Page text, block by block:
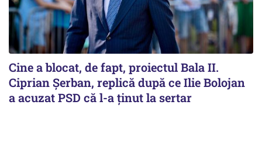
Cine a blocat, de fapt, proiectul Bala II.
Ciprian Șerban, replică după ce Ilie Bolojan
a acuzat PSD că l-a ținut la sertar